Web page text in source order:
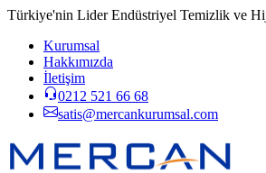
Türkiye'nin Lider Endüstriyel Temizlik ve
Kurumsal
Hakkımızda
İletişim
0212 521 66 68
satis@mercankurumsal.com